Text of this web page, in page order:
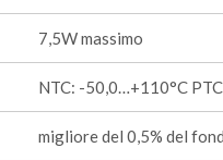
7,5W massimo
NTC: -50,0…+110°C
migliore del 0,5% del